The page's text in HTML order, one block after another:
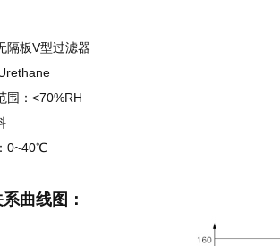
板V型过滤器
：<70%RH
0~40℃
曲线图 ：